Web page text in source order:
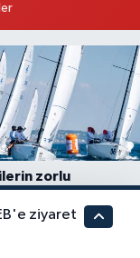
zorlu
ilk günde nefes
ziyaret